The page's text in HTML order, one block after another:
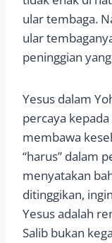
ular tembaga.
ular
peninggian
Yesus dalam
percaya
membawa
“harus” dalam
menyatakan
ditinggikan,
Yesus adalah
Salib bukan